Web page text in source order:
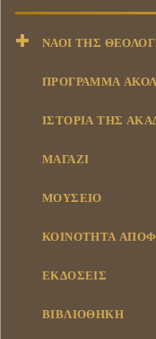
ΝΑΟΊ ΤΗΣ
ΠΡΟΓΡΑΜΜΑ
ΙΣΤΟΡΊΑ ΤΗΣ
ΜΑΓΑΖΊ
ΜΟΥΣΕΊΟ
ΚΟΙΝΌΤΗΤΑ
ΕΚΔΌΣΕΙΣ
ΒΙΒΛΙΟΘΉΚΗ